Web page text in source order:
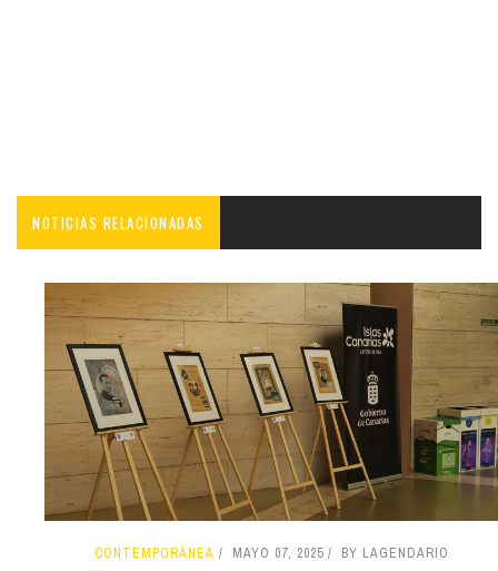
NOTICIAS RELACIONADAS
CONTEMPORÁNEA MAYO 07, 2025 BY LAGENDARIO